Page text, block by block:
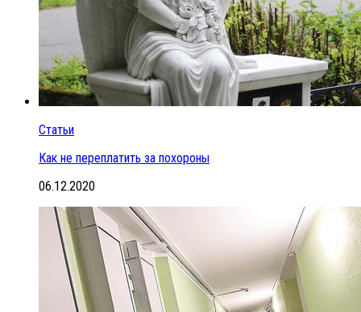
Статьи
Как не переплатить за похороны
06.12.2020